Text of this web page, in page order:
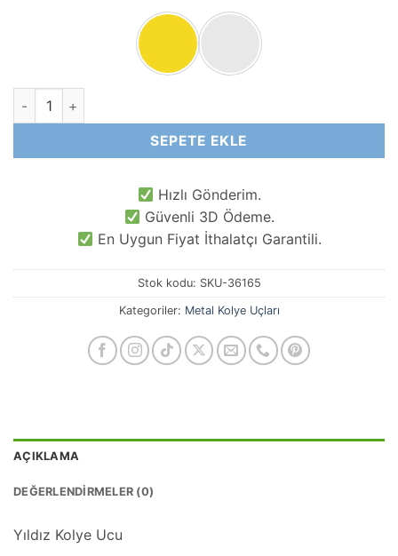
Yıldız Kolye Ucu adet
SEPETE EKLE
Hızlı Gönderim.
Güvenli 3D Ödeme.
En Uygun Fiyat İthalatçı Garantili.
Stok kodu: SKU-36165
Kategoriler: Metal Kolye Uçları
AÇIKLAMA
DEĞERLENDIRMELER (0)
Yıldız Kolye Ucu